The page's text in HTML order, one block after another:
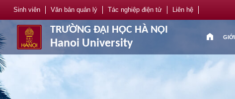
Sinh viên Văn bản quản lý Tác nghiệp điện tử Liên hệ
TRƯỜNG ĐẠI HỌC HÀ NỘI
Hanoi University
home